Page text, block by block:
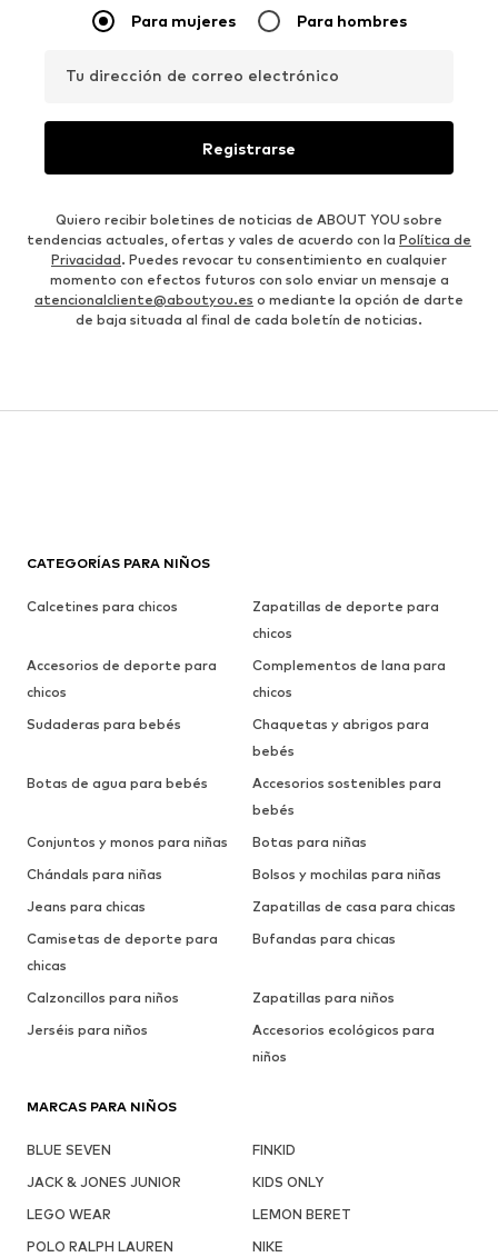
Para mujeres Para hombres
Tu dirección de correo electrónico
Registrarse
Quiero recibir boletines de noticias de ABOUT YOU sobre
tendencias actuales, ofertas y vales de acuerdo con la Política de
Privacidad. Puedes revocar tu consentimiento en cualquier
momento con efectos futuros con solo enviar un mensaje a
atencionalcliente@aboutyou.es o mediante la opción de darte
de baja situada al final de cada boletín de noticias.
CATEGORÍAS PARA NIÑOS
Calcetines para chicos
Zapatillas de deporte para
chicos
Accesorios de deporte para
chicos
Complementos de lana para
chicos
Sudaderas para bebés
Chaquetas y abrigos para
bebés
Botas de agua para bebés
Accesorios sostenibles para
bebés
Conjuntos y monos para niñas
Botas para niñas
Chándals para niñas
Bolsos y mochilas para niñas
Jeans para chicas
Zapatillas de casa para chicas
Camisetas de deporte para
chicas
Bufandas para chicas
Calzoncillos para niños
Zapatillas para niños
Jerséis para niños
Accesorios ecológicos para
niños
MARCAS PARA NIÑOS
BLUE SEVEN
FINKID
JACK & JONES JUNIOR
KIDS ONLY
LEGO WEAR
LEMON BERET
POLO RALPH LAUREN
NIKE